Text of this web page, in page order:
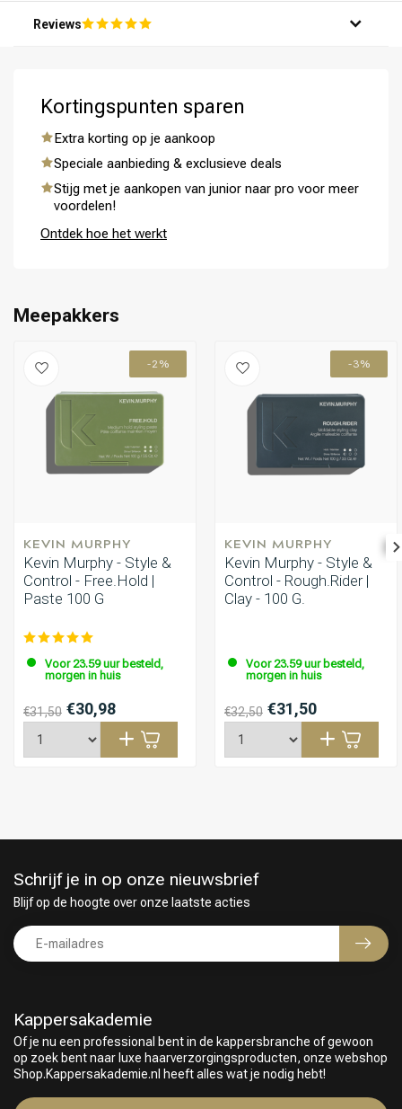
Omvorming
Keuze van onze Kappers
Reviews
Kortingspunten sparen
Extra korting op je aankoop
Speciale aanbieding & exclusieve deals
Stijg met je aankopen van junior naar pro voor meer
voordelen!
Ontdek hoe het werkt
Meepakkers
-2%
KEVIN MURPHY
Kevin Murphy - Style &
Control - Free.Hold |
Paste 100 G
Voor 23.59 uur besteld,
morgen in huis
€31,50 €30,98
-3%
KEVIN MURPHY
Kevin Murphy - Style &
Control - Rough.Rider |
Clay - 100 G.
Voor 23.59 uur besteld,
morgen in huis
€32,50 €31,50
Kappersakademie
Of je nu een professional bent in de kappersbranche of gewoon
op zoek bent naar luxe haarverzorgingsproducten, onze webshop
Shop.Kappersakademie.nl heeft alles wat je nodig hebt!
Schrijf je in op onze nieuwsbrief
Blijf op de hoogte over onze laatste acties